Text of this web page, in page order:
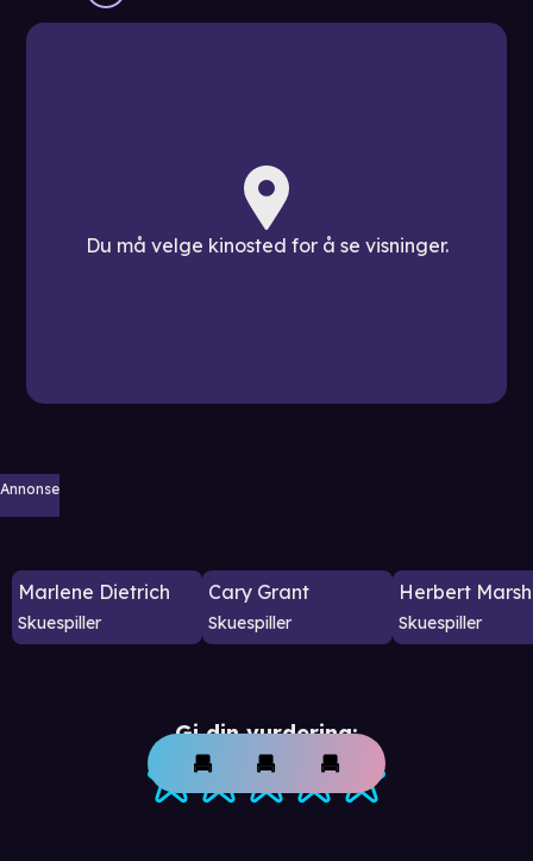
Du må velge kinosted for å se visninger.
Annonse
Marlene Dietrich
Skuespiller
Cary Grant
Skuespiller
Herbert
Skuespiller
Gi din vurdering: